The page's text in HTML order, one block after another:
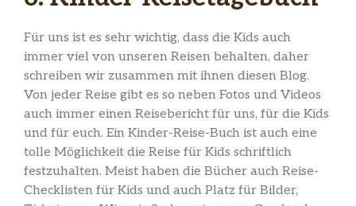
Für uns ist es sehr wichtig, dass die Kids auch
immer viel von unseren Reisen behalten, daher
schreiben wir zusammen mit ihnen diesen Blog.
Von jeder Reise gibt es so neben Fotos und Videos
auch immer einen Reisebericht für uns, für die Kids
und für euch. Ein Kinder-Reise-Buch ist auch eine
tolle Möglichkeit die Reise für Kids schriftlich
festzuhalten. Meist haben die Bücher auch Reise-
Checklisten für Kids und auch Platz für Bilder,